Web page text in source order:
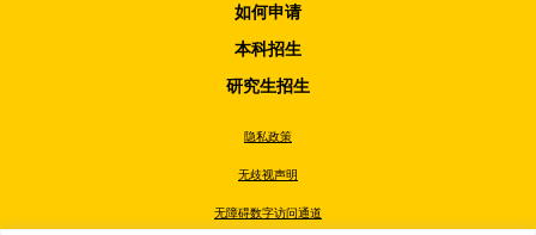
如何申请
本科招生
研究生招生
隐私政策
无歧视声明
无障碍数字访问通道